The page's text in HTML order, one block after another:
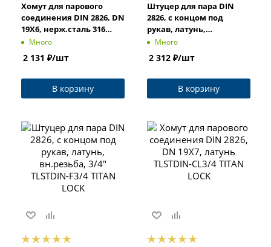
Хомут для парового
соединения DIN 2826, DN
19X6, нерж.сталь 316
TLSTDIN-CL3/4S TITAN
Много
2 131 ₽/шт
В корзину
Штуцер для пара DIN
2826, с концом под
рукав, латунь,
нар.резьба, 1 1/4"
TLSTDIN-M1.1/4 TITAN
LOCK
Много
2 312 ₽/шт
В корзину